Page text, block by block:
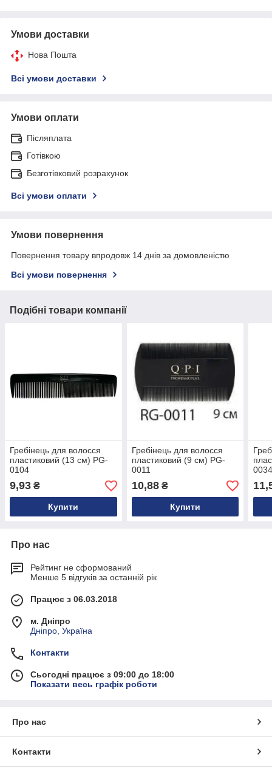
Умови доставки
Нова Пошта
Всі умови доставки
Умови оплати
Післяплата
Готівкою
Безготівковий розрахунок
Всі умови оплати
Умови повернення
Повернення товару впродовж 14 днів за домовленістю
Всі умови повернення
Подібні товари компанії
Гребінець для волосся
пластиковий (13 см) PG-
0104
9,93 ₴
Купити
Гребінець для волосся
пластиковий (9 см) PG-
0011
10,88₴
Купити
Про нас
Рейтинг не сформований
Менше 5 відгуків за останній рік
Працює з 06.03.2018
м. Дніпро
Дніпро, Україна
Контакти
Сьогодні працює з 09:00 до 18:00
Показати весь графік роботи
Про нас
Контакти